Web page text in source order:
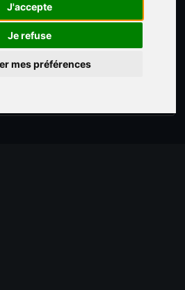
J'accepte
Je refuse
mes préférences
- Hauts-de-